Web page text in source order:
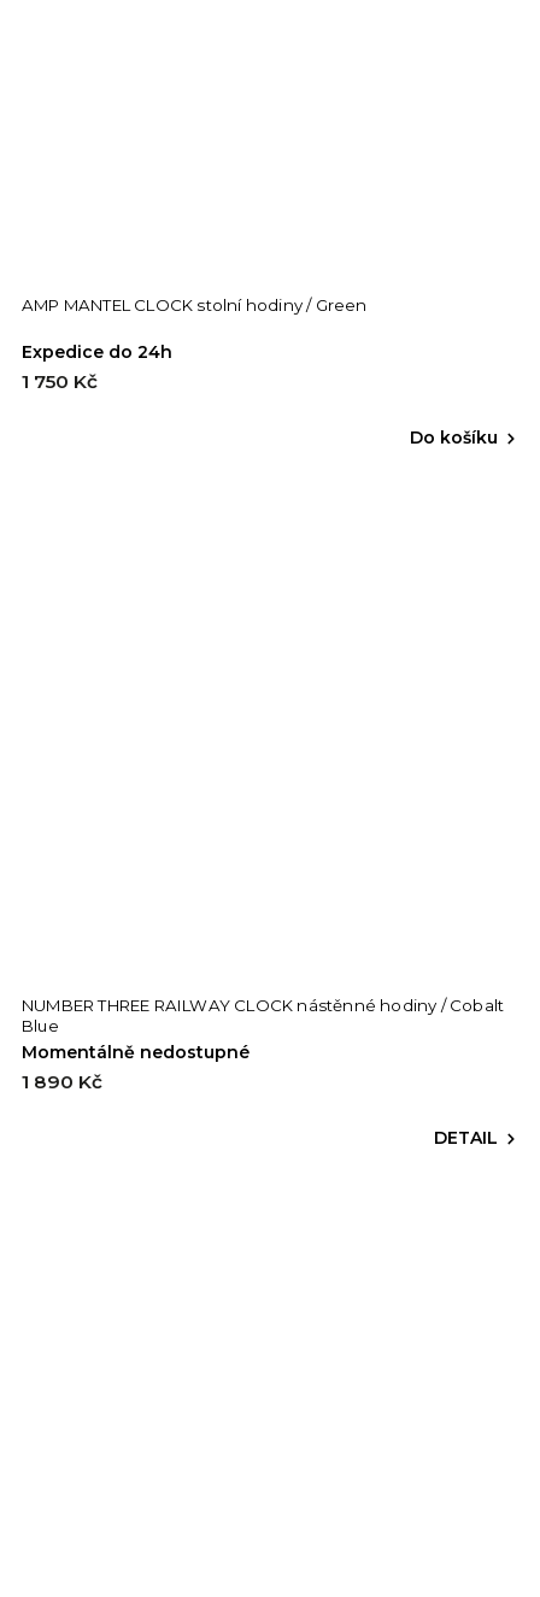
AMP MANTEL CLOCK stolní hodiny / Green
Expedice do 24h
1 750 Kč
Do košíku
NUMBER THREE RAILWAY CLOCK nástěnné hodiny / Cobalt
Blue
Momentálně nedostupné
1 890 Kč
DETAIL